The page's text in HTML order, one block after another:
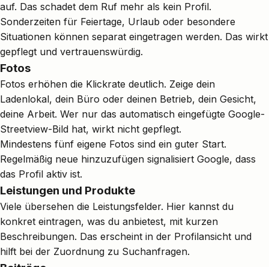
auf. Das schadet dem Ruf mehr als kein Profil.
Sonderzeiten für Feiertage, Urlaub oder besondere
Situationen können separat eingetragen werden. Das wirkt
gepflegt und vertrauenswürdig.
Fotos
Fotos erhöhen die Klickrate deutlich. Zeige dein
Ladenlokal, dein Büro oder deinen Betrieb, dein Gesicht,
deine Arbeit. Wer nur das automatisch eingefügte Google-
Streetview-Bild hat, wirkt nicht gepflegt.
Mindestens fünf eigene Fotos sind ein guter Start.
Regelmäßig neue hinzuzufügen signalisiert Google, dass
das Profil aktiv ist.
Leistungen und Produkte
Viele übersehen die Leistungsfelder. Hier kannst du
konkret eintragen, was du anbietest, mit kurzen
Beschreibungen. Das erscheint in der Profilansicht und
hilft bei der Zuordnung zu Suchanfragen.